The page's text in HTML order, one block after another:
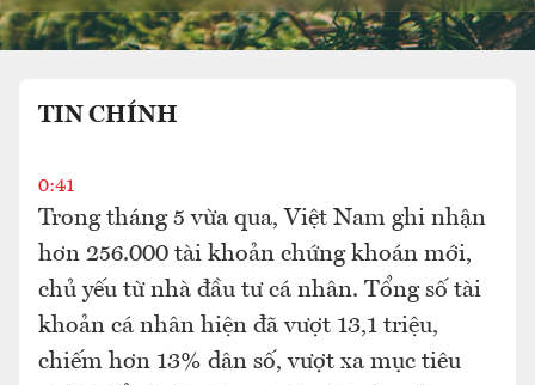
TIN CHÍNH
0:41
Trong tháng 5 vừa qua, Việt Nam ghi nhận
hơn 256.000 tài khoản chứng khoán mới,
chủ yếu từ nhà đầu tư cá nhân. Tổng số tài
khoản cá nhân hiện đã vượt 13,1 triệu,
chiếm hơn 13% dân số, vượt xa mục tiêu